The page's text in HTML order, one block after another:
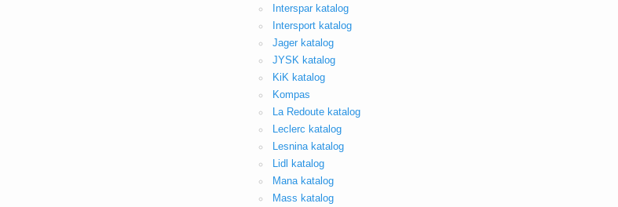
Interspar katalog
Intersport katalog
Jager katalog
JYSK katalog
KiK katalog
Kompas
La Redoute katalog
Leclerc katalog
Lesnina katalog
Lidl katalog
Mana katalog
Mass katalog